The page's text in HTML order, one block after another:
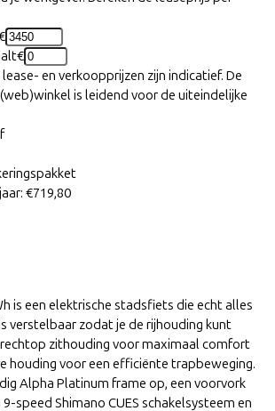
€
en verkoopprijzen zijn indicatief. De
is leidend voor de uiteindelijke
€719,80
is een elektrische stadsfiets die echt alles
verstelbaar zodat je de rijhouding kunt
rechtop zithouding voor maximaal comfort
houding voor een efficiënte trapbeweging.
Alpha Platinum frame op, een voorvork
speed Shimano CUES schakelsysteem en